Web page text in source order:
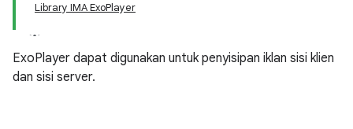
Library IMA ExoPlayer
ExoPlayer dapat digunakan untuk penyisipan iklan sisi klien
dan sisi server.